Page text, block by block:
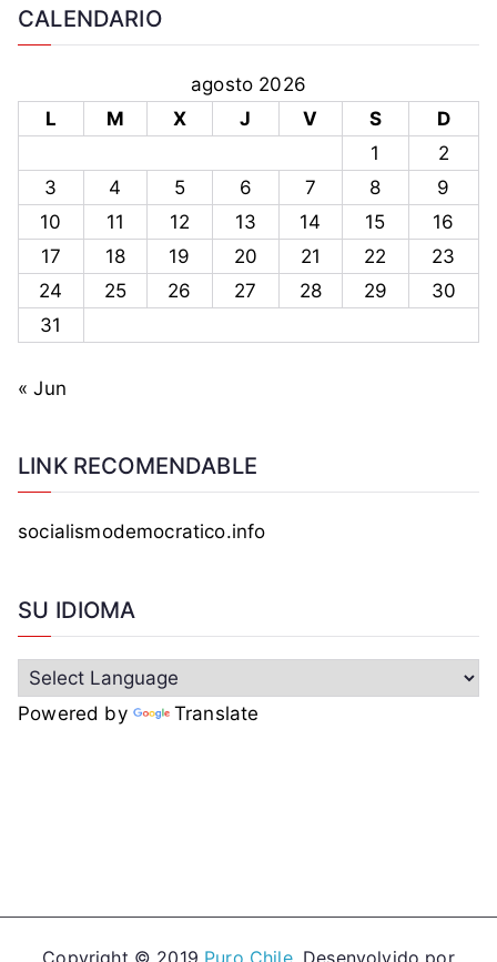
CALENDARIO
agosto 2026
L
M X J V S
D
1
2
3
4 5 6 7 8
9
10
11 12 13 14 15
16
17
18 19 20 21 22
23
24
25 26 27 28 29
30
31
« Jun
LINK RECOMENDABLE
socialismodemocratico.info
SU IDIOMA
Powered by Translate
Copyright © 2019 Puro Chile. Desenvolvido por